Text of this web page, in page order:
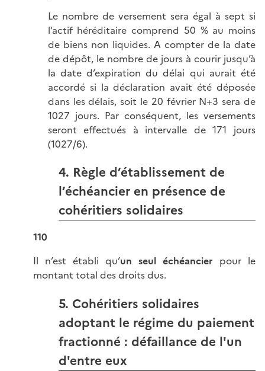
Le nombre de versement sera égal à sept si
l’actif héréditaire comprend 50 % au moins
de biens non liquides. A compter de la date
de dépôt, le nombre de jours à courir jusqu’à
la date d’expiration du délai qui aurait été
accordé si la déclaration avait été déposée
dans les délais, soit le 20 février N+3 sera de
1027 jours. Par conséquent, les versements
seront effectués à intervalle de 171 jours
(1027/6).
4. Règle d’établissement de
l’échéancier en présence de
cohéritiers solidaires
110
Il n’est établi qu’un seul échéancier pour le
montant total des droits dus.
5. Cohéritiers solidaires
adoptant le régime du paiement
fractionné : défaillance de l'un
d'entre eux